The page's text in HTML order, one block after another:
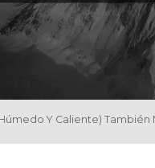
Y Caliente)